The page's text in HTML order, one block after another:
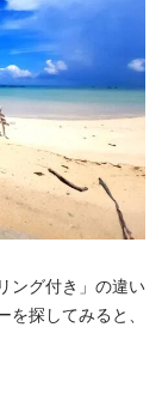
ング付き」の違い
探してみると、